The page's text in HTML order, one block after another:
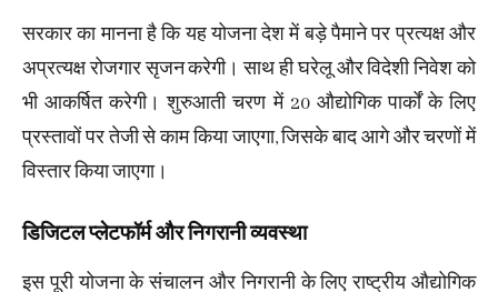
सरकार का मानना है कि यह योजना देश में बड़े पैमाने पर प्रत्यक्ष और
अप्रत्यक्ष रोजगार सृजन करेगी। साथ ही घरेलू और विदेशी निवेश को
भी आकर्षित करेगी। शुरुआती चरण में 20 औद्योगिक पार्कों के लिए
प्रस्तावों पर तेजी से काम किया जाएगा, जिसके बाद आगे और चरणों में
विस्तार किया जाएगा।
डिजिटल प्लेटफॉर्म और निगरानी व्यवस्था
इस पूरी योजना के संचालन और निगरानी के लिए राष्ट्रीय औद्योगिक